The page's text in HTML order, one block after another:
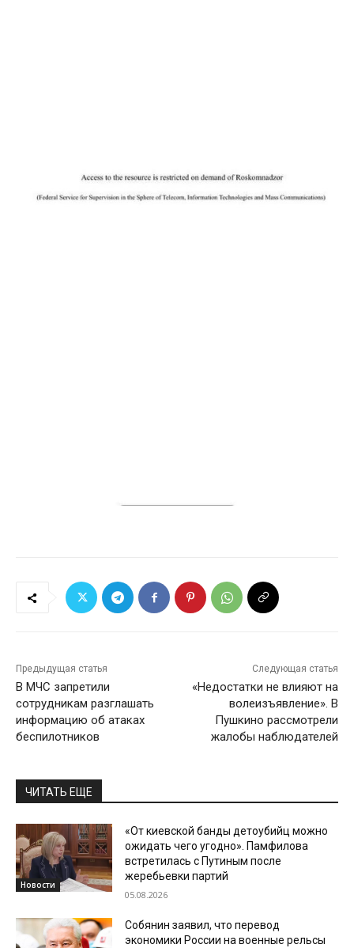
Предыдущая статья
В МЧС запретили
сотрудникам разглашать
информацию об атаках
беспилотников
Следующая статья
«Недостатки не влияют на
волеизъявление». В
Пушкино рассмотрели
жалобы наблюдателей
ЧИТАТЬ ЕЩЕ
Новости
«От киевской банды детоубийц можно
ожидать чего угодно». Памфилова
встретилась с Путиным после
жеребьевки партий
05.08.2026
Собянин заявил, что перевод
экономики России на военные рельсы